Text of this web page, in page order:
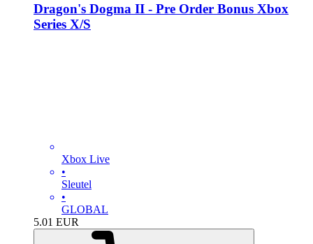
Dragon's Dogma II - Pre Order Bonus Xbox
Series X/S
Xbox Live
•
Sleutel
•
GLOBAL
5.01 EUR